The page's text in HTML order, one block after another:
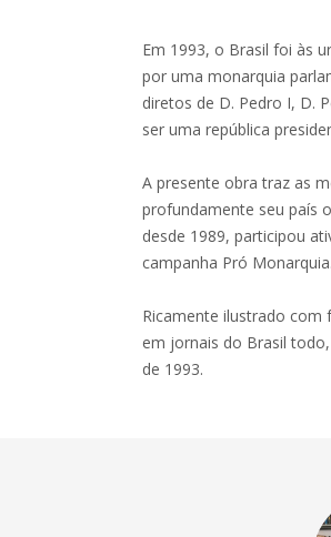
Em 1993, o Brasil foi às
por uma monarquia
diretos de D. Pedro I, D.
ser uma república
A presente obra traz as
profundamente seu país
desde 1989, participou
campanha Pró Monarquia.
Ricamente ilustrado com
em jornais do Brasil
de 1993.